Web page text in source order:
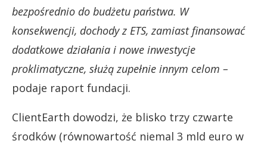
bezpośrednio do budżetu państwa. W
konsekwencji, dochody z ETS, zamiast finansować
dodatkowe działania i nowe inwestycje
proklimatyczne, służą zupełnie innym celom –
podaje raport fundacji.
ClientEarth dowodzi, że blisko trzy czwarte
środków (równowartość niemal 3 mld euro w